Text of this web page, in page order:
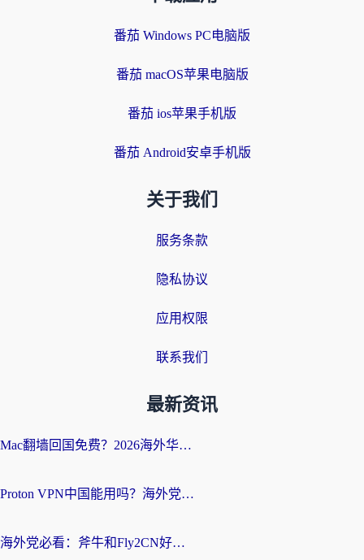
番茄 Windows PC电脑版
番茄 macOS苹果电脑版
番茄 ios苹果手机版
番茄 Android安卓手机版
关于我们
服务条款
隐私协议
应用权限
联系我们
最新资讯
Mac翻墙回国免费？2026海外华人亲测：从CCTV5直播到国内APP，这样选加速器才靠谱
Proton VPN中国能用吗？海外党选回国加速器的避坑指南（附番茄加速器实测）
海外党必看：斧牛和Fly2CN好用吗？3招教你选对回国加速器（附免费试用攻略）